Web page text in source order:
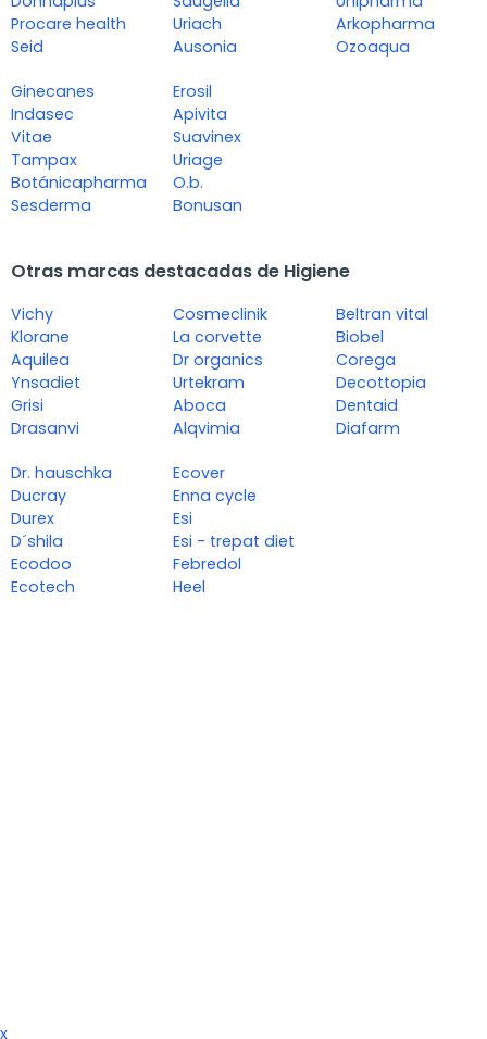
Procare health
Seid
Uriach
Ausonia
Arkopharma
Ozoaqua
Ginecanes
Indasec
Vitae
Tampax
Botánicapharma
Sesderma
Erosil
Apivita
Suavinex
Uriage
O.b.
Bonusan
Otras marcas destacadas de Higiene
Vichy
Klorane
Aquilea
Ynsadiet
Grisi
Drasanvi
Cosmeclinik
La corvette
Dr organics
Urtekram
Aboca
Alqvimia
Beltran vital
Biobel
Corega
Decottopia
Dentaid
Diafarm
Dr. hauschka
Ducray
Durex
D´shila
Ecodoo
Ecotech
Ecover
Enna cycle
Esi
Esi - trepat diet
Febredol
Heel
x